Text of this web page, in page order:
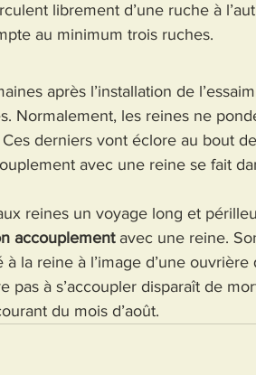
librement d’une ruche à
au minimum trois ruches.
après l’installation de
Normalement, les reines ne
derniers vont éclore au bout
avec une reine se fait
reines un voyage long et
accouplement avec une reine.
la reine à l’image d’une ouvrière
pas à s’accoupler disparaît de
du mois d’août.